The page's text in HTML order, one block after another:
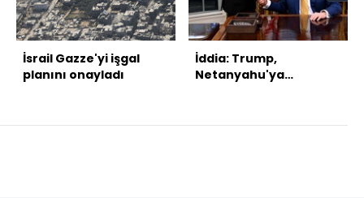
İsrail Gazze'yi işgal
planını onayladı
İddia: Trump,
Netanyahu'ya